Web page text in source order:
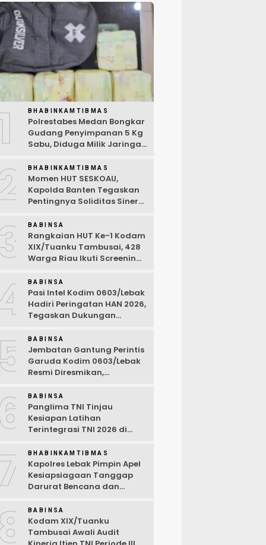
BHABINKAMTIBMAS
Polrestabes Medan Bongkar
Gudang Penyimpanan 5 Kg
Sabu, Diduga Milik Jaringan
BHABINKAMTIBMAS
Momen HUT SESKOAU,
Kapolda Banten Tegaskan
Pentingnya Soliditas Sinergi
BABINSA
Rangkaian HUT Ke-1 Kodam
XIX/Tuanku Tambusai, 428
Warga Riau Ikuti Screening
BABINSA
Pasi Intel Kodim 0603/Lebak
Hadiri Peringatan HAN 2026,
Tegaskan Dukungan
Ramah Anak
5 BABINSA
Jembatan Gantung Perintis
Garuda Kodim 0603/Lebak
Resmi Diresmikan,
Desa Wanasalam
BABINSA
Panglima TNI Tinjau
Kesiapan Latihan
Terintegrasi TNI 2026 di
BHABINKAMTIBMAS
Kapolres Lebak Pimpin Apel
Kesiapsiagaan Tanggap
Darurat Bencana dan
BABINSA
Kodam XIX/Tuanku
Tambusai Awali Audit